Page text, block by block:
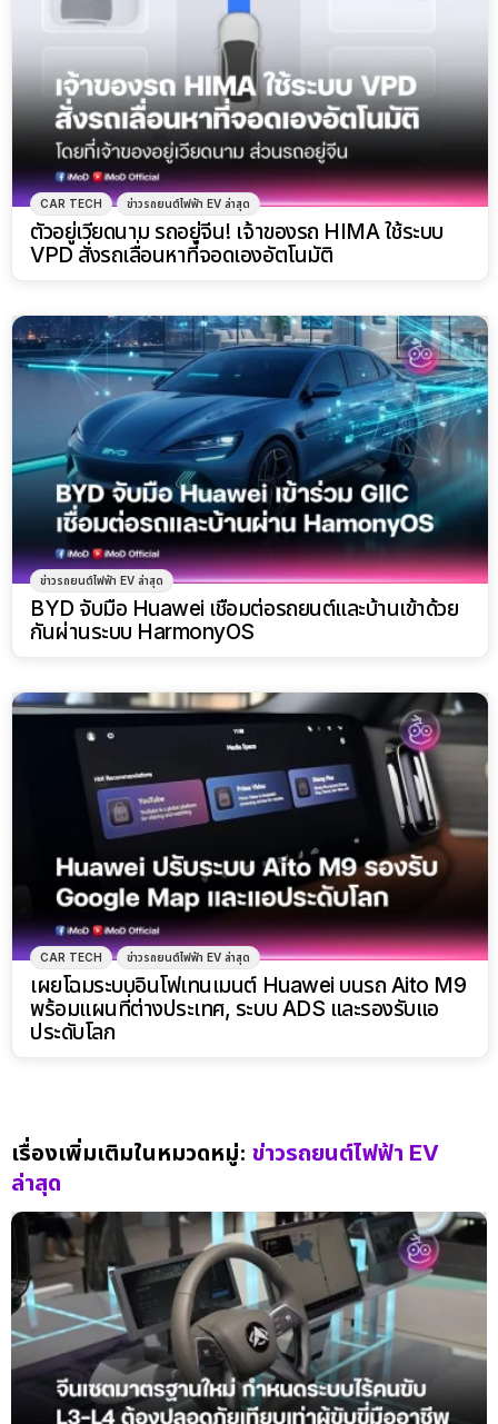
CAR TECH ข่าวรถยนต์ไฟฟ้า EV ล่าสุด
ตัวอยู่เวียดนาม รถอยู่จีน! เจ้าของรถ HIMA ใช้ระบบ
VPD สั่งรถเลื่อนหาที่จอดเองอัตโนมัติ
ข่าวรถยนต์ไฟฟ้า EV ล่าสุด
BYD จับมือ Huawei เชื่อมต่อรถยนต์และบ้านเข้าด้วย
กันผ่านระบบ HarmonyOS
CAR TECH ข่าวรถยนต์ไฟฟ้า EV ล่าสุด
เผยโฉมระบบอินโฟเทนเมนต์ Huawei บนรถ Aito M9
พร้อมแผนที่ต่างประเทศ, ระบบ ADS และรองรับแอ
ประดับโลก
เรื่องเพิ่มเติมในหมวดหมู่: ข่าวรถยนต์ไฟฟ้า EV
ล่าสุด